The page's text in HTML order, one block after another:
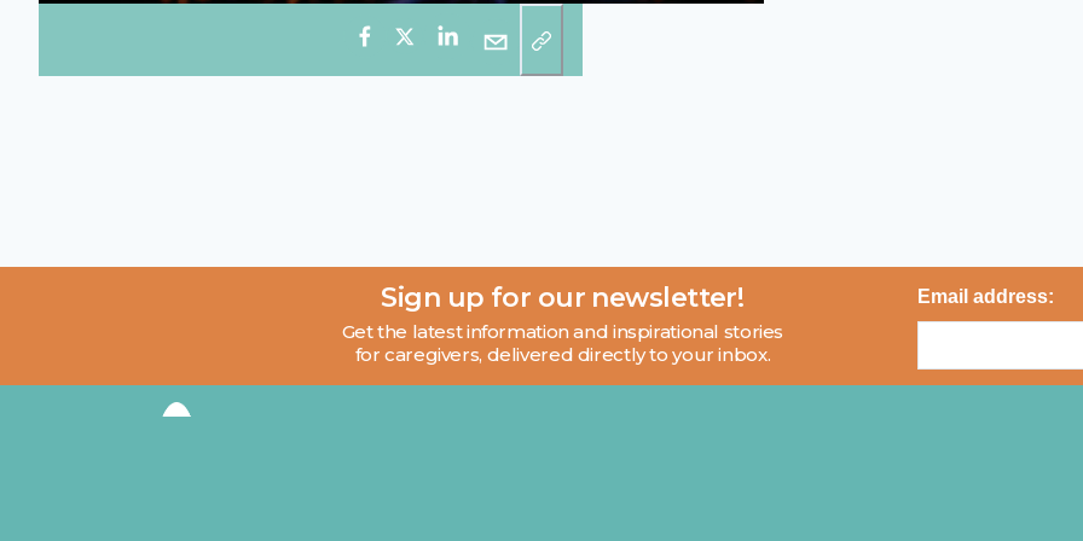
Sign up for our newsletter!
Get the latest information and inspirational stories
for caregivers, delivered directly to your inbox.
Email address: